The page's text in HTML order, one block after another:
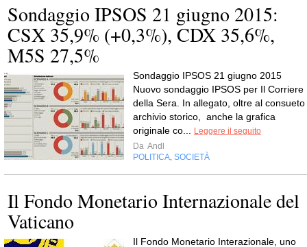
Sondaggio IPSOS 21 giugno 2015:
CSX 35,9% (+0,3%), CDX 35,6%,
M5S 27,5%
Sondaggio IPSOS 21 giugno 2015
Nuovo sondaggio IPSOS per Il Corriere
della Sera. In allegato, oltre al consueto
archivio storico, anche la grafica
originale co...
Leggere il seguito
Da Andl
POLITICA SOCIETÀ
Il Fondo Monetario Internazionale del
Vaticano
Il Fondo Monetario Interazionale, uno